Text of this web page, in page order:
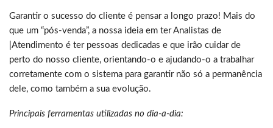
Garantir o sucesso do cliente é pensar a longo prazo! Mais do
que um “pós-venda”, a nossa ideia em ter Analistas de
|Atendimento é ter pessoas dedicadas e que irão cuidar de
perto do nosso cliente, orientando-o e ajudando-o a trabalhar
corretamente com o sistema para garantir não só a permanência
dele, como também a sua evolução.
Principais ferramentas utilizadas no dia-a-dia: